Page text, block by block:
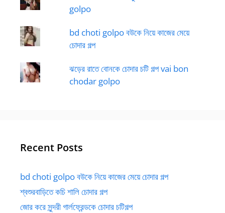
golpo
bd choti golpo বউকে নিয়ে কাজের মেয়ে
চোদার গল্প
ঝড়ের রাতে বোনকে চোদার চটি গল্প vai bon
chodar golpo
Recent Posts
bd choti golpo বউকে নিয়ে কাজের মেয়ে চোদার গল্প
শ্বশুরবাড়িতে কচি শালি চোদার গল্প
জোর করে সুন্দরী গার্লফ্রেন্ডকে চোদার চটিগল্প